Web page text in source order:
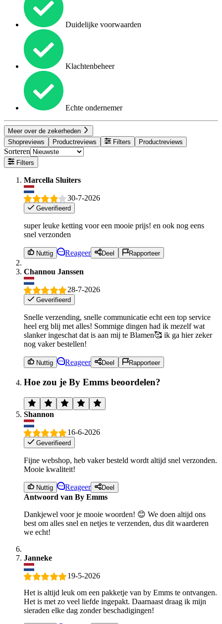
Duidelijke voorwaarden
Klachtenbeheer
Echte ondernemer
Meer over de zekerheden
Shopreviews
Productreviews Filters Productreviews
Sorteren
Filters
Marcella Sluiters
30-7-2026
Geverifieerd
super leuke ketting voor een mooie prijs! en ook nog eens
snel verzonden
Nuttig Reageer Deel Rapporteer
Channou Janssen
28-7-2026
Geverifieerd
Snelle verzending, snelle communicatie echt een top service
heel erg blij met alles! Sommige dingen had ik mezelf wat
slanker ingeschat dat is aan mij te Blamen🥰 ik ga hier zeker
nog vaker bestellen!
Nuttig Reageer Deel Rapporteer
Hoe zou je By Emms beoordelen?
Shannon
16-6-2026
Geverifieerd
Fijne webshop, heb vaker besteld wordt altijd snel verzonden.
Mooie kwaliteit!
Nuttig Reageer Deel
Antwoord van By Emms
Dankjewel voor je mooie woorden! 😊 We doen altijd ons
best om alles snel en netjes te verzenden, dus dit waarderen
we echt!
Janneke
19-5-2026
Het is altijd leuk om een pakketje van by Emms te ontvangen.
Het is met zo veel liefde ingepakt. Daarnaast draag ik mijn
sieraden elke dag zonder beschadigingen!